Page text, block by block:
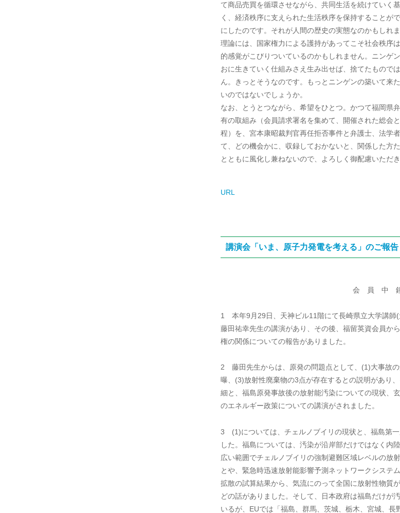
て商品売買を循環させながら、共同生活を続けていく
く、経済秩序に支えられた生活秩序を保持することが
にしたのです。それが人間の歴史の実態なのかもしれ
理論には、国家権力による護持があってこそ社会秩序
的感覚がこびりついているのかもしれません。ニンゲ
おに生きていく仕組みさえ生み出せば、捨てたもので
ん。きっとそうなのです。もっとニンゲンの築いて来
いのではないでしょうか。
なお、とうとつながら、希望をひとつ。かつて福岡県
有の取組み（会員請求署名を集めて、開催された総会
程）を、宮本康昭裁判官再任拒否事件と弁護士、法学
て、どの機会かに、収録しておかないと、関係した方
とともに風化し兼ねないので、よろしく御配慮いただき
URL
講演会「いま、原子力発電を考える」のご報告
会 員 中 鐘
1 本年9月29日、天神ビル11階にて長崎県立大学講師
藤田祐幸先生の講演があり、その後、福留英資会員か
権の関係についての報告がありました。
2 藤田先生からは、原発の問題点として、(1)大事故
曝、(3)放射性廃棄物の3点が存在するとの説明があり
細と、福島原発事故後の放射能汚染についての現状、
のエネルギー政策についての講演がされました。
3 (1)については、チェルノブイリの現状と、福島第一
した。福島については、汚染が沿岸部だけではなく内
広い範囲でチェルノブイリの強制避難区域レベルの放
とや、緊急時迅速放射能影響予測ネットワークシステ
拡散の試算結果から、気流にのって全国に放射性物質
どの話がありました。そして、日本政府は福島だけが
いるが、EUでは「福島、群馬、茨城、栃木、宮城、長